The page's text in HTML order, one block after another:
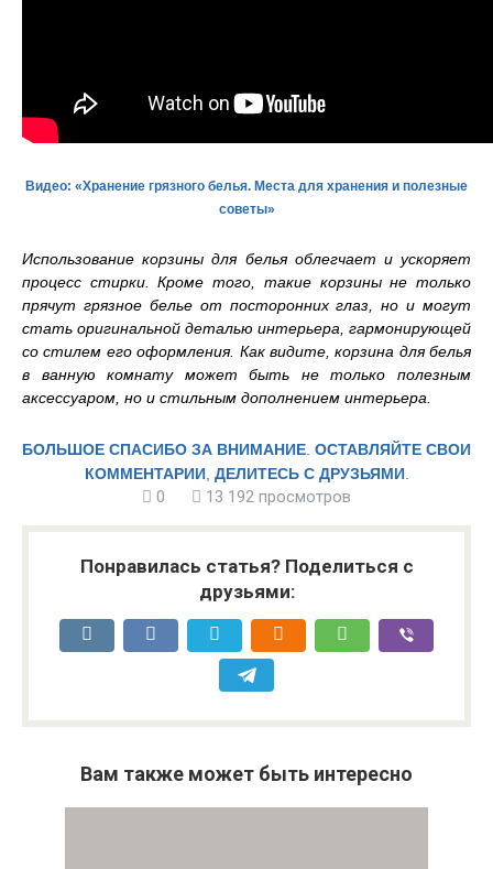
Видео: «Хранение грязного белья. Места для хранения и полезные
советы»
Использование корзины для белья облегчает и ускоряет
процесс стирки. Кроме того, такие корзины не только
прячут грязное белье от посторонних глаз, но и могут
стать оригинальной деталью интерьера, гармонирующей
со стилем его оформления. Как видите, корзина для белья
в ванную комнату может быть не только полезным
аксессуаром, но и стильным дополнением интерьера.
БОЛЬШОЕ СПАСИБО ЗА ВНИМАНИЕ ОСТАВЛЯЙТЕ СВОИ
КОММЕНТАРИИ, ДЕЛИТЕСЬ С ДРУЗЬЯМИ.
0 13 192 просмотров
Понравилась статья? Поделиться с
друзьями:
Вам также может быть интересно